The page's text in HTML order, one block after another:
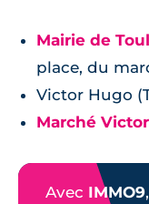
Mairie de
place, du
Victor Hugo
Marché
Avec IMMO9